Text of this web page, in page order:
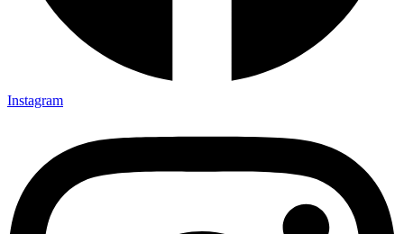
Instagram